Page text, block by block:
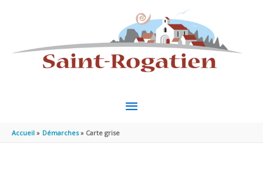
MENU
Accueil Démarches Carte grise